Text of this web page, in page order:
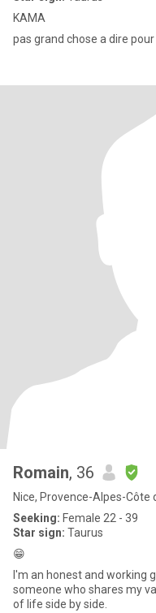
KAMA
pas grand chose a dire
Romain, 36
Nice, Provence-Alpes-Côte
Seeking: Female 22 - 39
Star sign: Taurus
😁
I'm an honest and working
someone who shares my
of life side by side.